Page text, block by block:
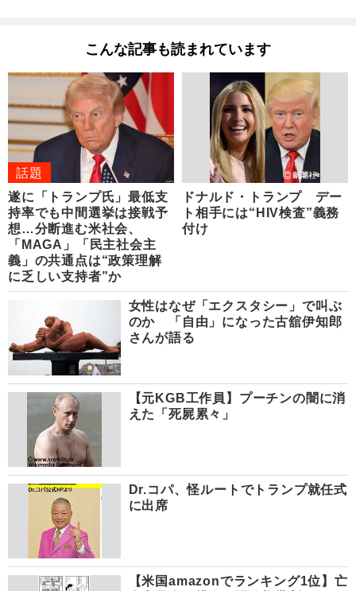
こんな記事も読まれています
話題
遂に「トランプ氏」最低支
持率でも中間選挙は接戦予
想…分断進む米社会、
「MAGA」「民主社会主
義」の共通点は“政策理解
に乏しい支持者”か
ドナルド・トランプ デー
ト相手には“HIV検査”義務
付け
女性はなぜ「エクスタシー」で叫ぶ
のか 「自由」になった古舘伊知郎
さんが語る
【元KGB工作員】プーチンの闇に消
えた「死屍累々」
Dr.コパ、怪ルートでトランプ就任式
に出席
【米国amazonでランキング1位】亡